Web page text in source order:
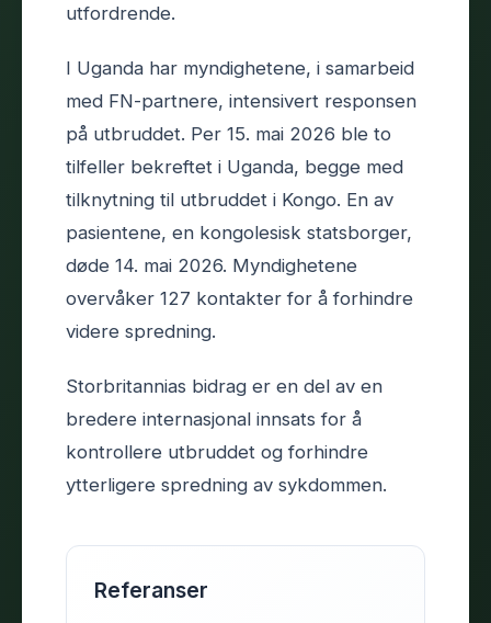
utfordrende.
I Uganda har myndighetene, i samarbeid
med FN-partnere, intensivert responsen
på utbruddet. Per 15. mai 2026 ble to
tilfeller bekreftet i Uganda, begge med
tilknytning til utbruddet i Kongo. En av
pasientene, en kongolesisk statsborger,
døde 14. mai 2026. Myndighetene
overvåker 127 kontakter for å forhindre
videre spredning.
Storbritannias bidrag er en del av en
bredere internasjonal innsats for å
kontrollere utbruddet og forhindre
ytterligere spredning av sykdommen.
Referanser